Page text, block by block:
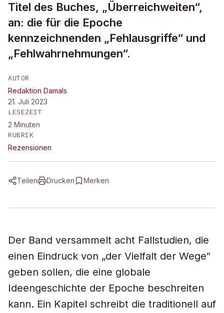
Titel des Buches, „Überreichweiten“,
an: die für die Epoche
kennzeichnenden „Fehlausgriffe“ und
„Fehlwahrnehmungen“.
AUTOR
Redaktion Damals
21. Juli 2023
LESEZEIT
2 Minuten
RUBRIK
Rezensionen
Teilen Drucken Merken
Der Band versammelt acht Fallstudien, die
einen Eindruck von „der Vielfalt der Wege“
geben sollen, die eine globale
Ideengeschichte der Epoche beschreiten
kann. Ein Kapitel schreibt die traditionell auf